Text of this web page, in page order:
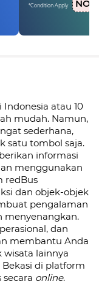
*Condition Apply
atau 10
mudah. Namun,
sederhana,
satu tombol saja.
informasi
menggunakan
redBus
dan objek-objek
pengalaman
menyenangkan.
dan
membantu Anda
wisata lainnya
Bekasi di platform
online.